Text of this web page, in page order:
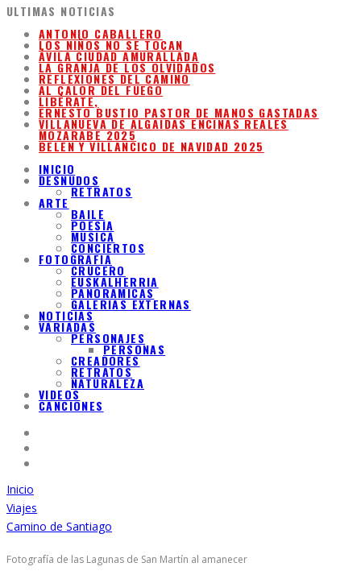
ULTIMAS NOTICIAS
ANTONIO CABALLERO
LOS NIÑOS NO SE TOCAN
ÁVILA CIUDAD AMURALLADA
LA GRANJA DE LOS OLVIDADOS
REFLEXIONES DEL CAMINO
AL CALOR DEL FUEGO
LIBÉRATE,
ERNESTO BUSTIO PASTOR DE MANOS GASTADAS
VILLANUEVA DE ALGAIDAS ENCINAS REALES
MOZARABE 2025
BELEN Y VILLANCICO DE NAVIDAD 2025
INICIO
DESNUDOS
RETRATOS
ARTE
BAILE
POESIA
MUSICA
CONCIERTOS
FOTOGRAFIA
CRUCERO
EUSKALHERRIA
PANORAMICAS
GALERIAS EXTERNAS
NOTICIAS
VARIADAS
PERSONAJES
PERSONAS
CREADORES
RETRATOS
NATURALEZA
VIDEOS
CANCIONES
Inicio
Viajes
Camino de Santiago
Fotografía de las Lagunas de San Martín al amanecer